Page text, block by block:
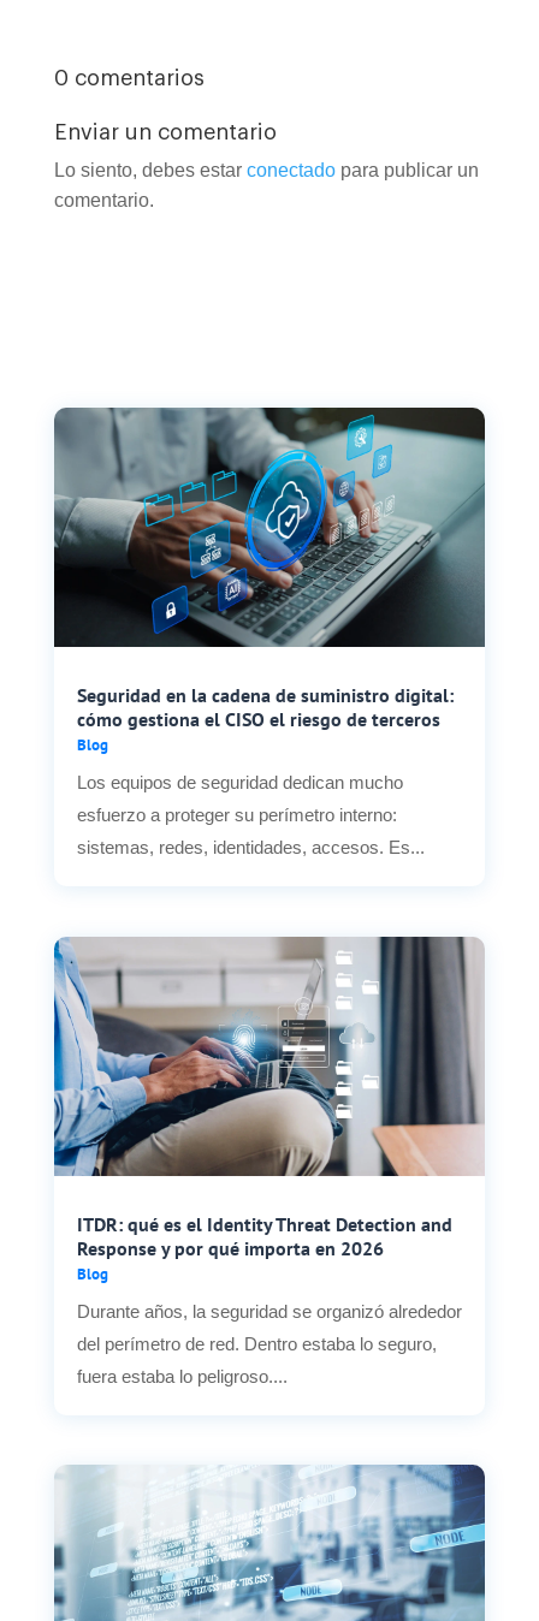
0 comentarios
Enviar un comentario
Lo siento, debes estar conectadopara publicar un
comentario.
Seguridad en la cadena de suministro digital:
cómo gestiona el CISO el riesgo de terceros
Blog
Los equipos de seguridad dedican mucho
esfuerzo a proteger su perímetro interno:
sistemas, redes, identidades, accesos. Es...
ITDR: qué es el Identity Threat Detection and
Response y por qué importa en 2026
Blog
Durante años, la seguridad se organizó alrededor
del perímetro de red. Dentro estaba lo seguro,
fuera estaba lo peligroso....